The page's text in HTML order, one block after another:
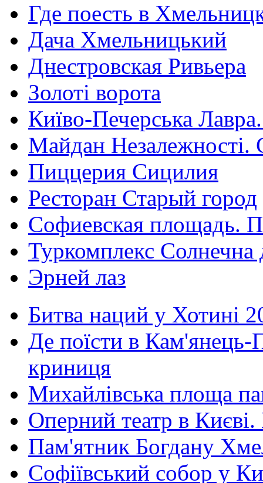
Где поесть в
Дача Хмельницький
Днестровская Ривьера
Золоті ворота
Київо-Печерська
Майдан Незалежності.
Пиццерия Сицилия
Ресторан Старый город
Софиевская площадь.
Туркомплекс Солнечна
Эрней лаз
Битва наций у Хотині
Де поїсти в Кам'янець-
криниця
Михайлівська площа
Оперний театр в
Пам'ятник Богдану
Софіївський собор у